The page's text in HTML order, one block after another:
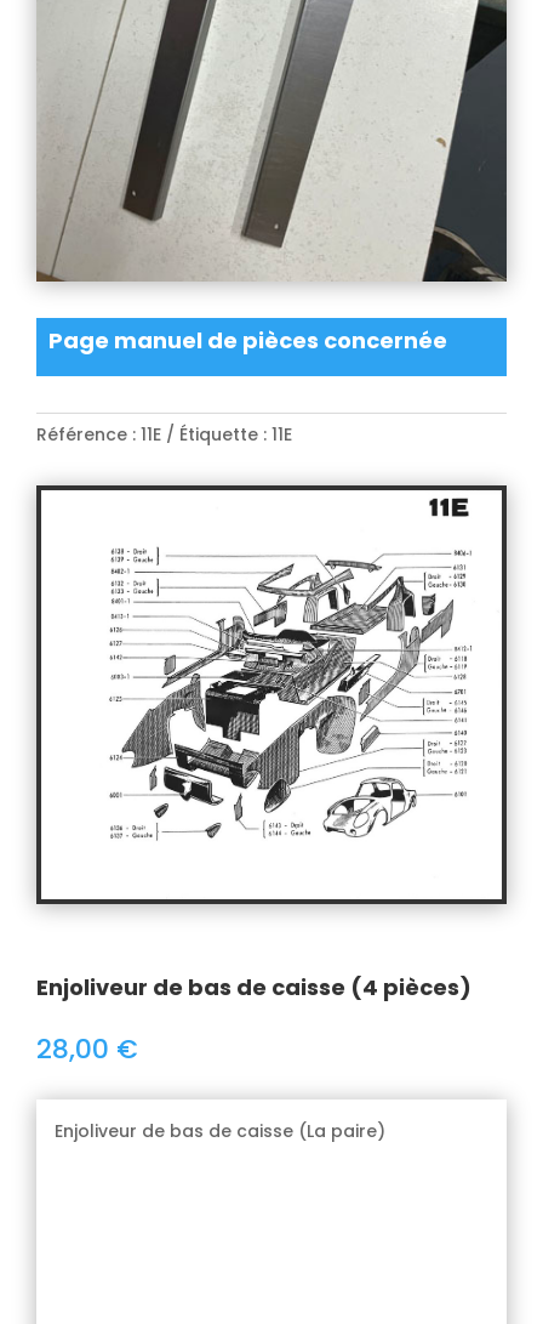
Page manuel de pièces concernée
Référence : 11E Étiquette : 11E
Enjoliveur de bas de caisse (4 pièces)
28,00 €
Enjoliveur de bas de caisse (La paire)